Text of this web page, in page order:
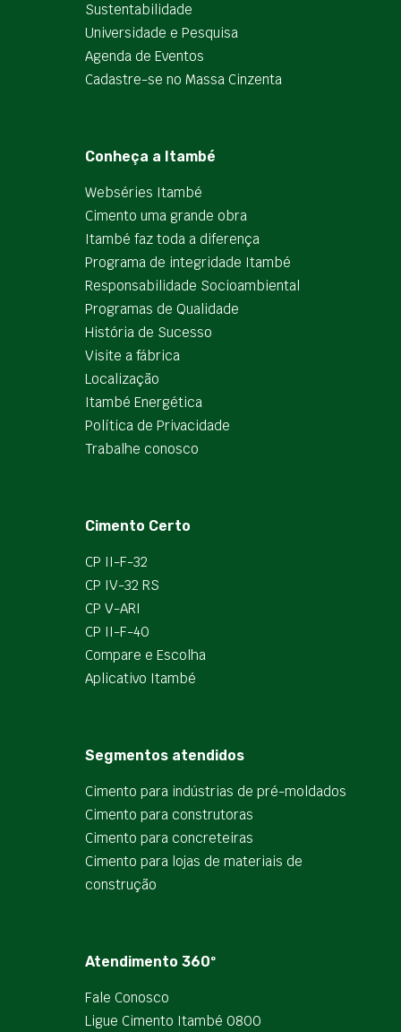
Sustentabilidade
Universidade e Pesquisa
Agenda de Eventos
Cadastre-se no Massa Cinzenta
Conheça a Itambé
Webséries Itambé
Cimento uma grande obra
Itambé faz toda a diferença
Programa de integridade Itambé
Responsabilidade Socioambiental
Programas de Qualidade
História de Sucesso
Visite a fábrica
Localização
Itambé Energética
Política de Privacidade
Trabalhe conosco
Cimento Certo
CP II-F-32
CP IV-32 RS
CP V-ARI
CP II-F-40
Compare e Escolha
Aplicativo Itambé
Segmentos atendidos
Cimento para indústrias de pré-moldados
Cimento para construtoras
Cimento para concreteiras
Cimento para lojas de materiais de
construção
Atendimento 360º
Fale Conosco
Ligue Cimento Itambé 0800